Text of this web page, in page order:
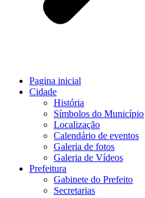
Pagina inicial
Cidade
História
Símbolos do Município
Localização
Calendário de eventos
Galeria de fotos
Galeria de Vídeos
Prefeitura
Gabinete do Prefeito
Secretarias